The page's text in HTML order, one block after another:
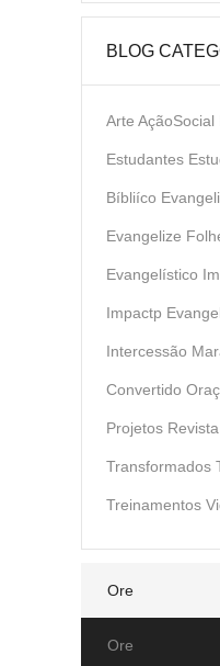
BLOG
Arte AçãoSocial
Estudantes
Bíbliíco
Evangelize
Evangelístico
Impactp
Intercessão
Convertido
Projetos Revista
Transformados
Treinamentos
Ore
Ore